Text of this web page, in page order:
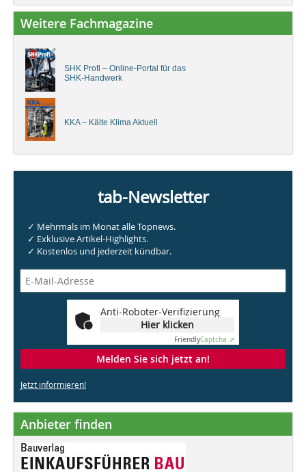
Weitere Fachmagazine
SHK Profi – Online-Portal für das
SHK-Handwerk
KKA – Kälte Klima Aktuell
tab-Newsletter
✓ Mehrmals im Monat alle Topnews.
✓ Exklusive Artikel-Highlights.
✓ Kostenlos und jederzeit kündbar.
Anti-Roboter-Verifizierung
Hier klicken
FriendlyCaptcha ⇗
Melden Sie sich jetzt an!
Jetzt informieren!
Anbieter finden